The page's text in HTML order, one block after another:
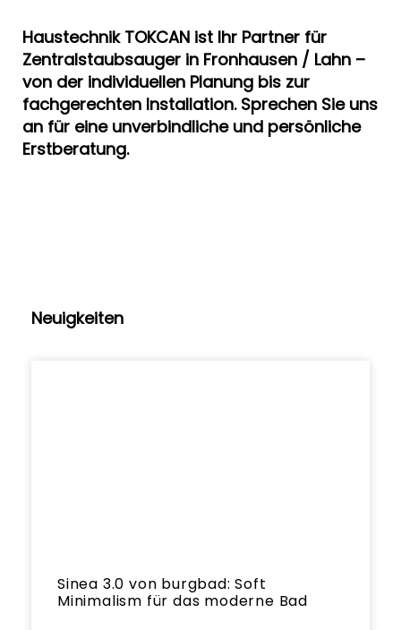
Haustechnik TOKCAN ist Ihr Partner für
Zentralstaubsauger in Fronhausen / Lahn –
von der individuellen Planung bis zur
fachgerechten Installation. Sprechen Sie uns
an für eine unverbindliche und persönliche
Erstberatung.
Neuigkeiten
Sinea 3.0 von burgbad: Soft
Minimalism für das moderne Bad